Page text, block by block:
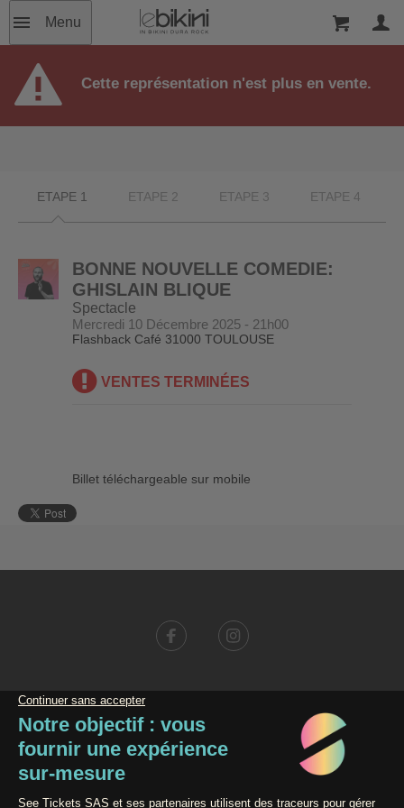
Menu
Cette représentation n'est plus en vente.
ETAPE 1 ETAPE 2 ETAPE 3 ETAPE 4
BONNE NOUVELLE COMEDIE:
GHISLAIN BLIQUE
Spectacle
Mercredi 10 Décembre 2025 - 21h00
Flashback Café 31000 TOULOUSE
VENTES TERMINÉES
Billet téléchargeable sur mobile
Conditions générales de vente
Données personnelles